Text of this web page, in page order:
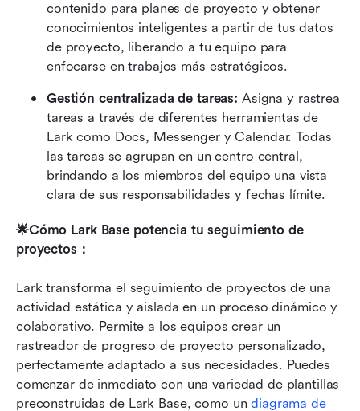
contenido para planes de proyecto y obtener
conocimientos inteligentes a partir de tus datos
de proyecto, liberando a tu equipo para
enfocarse en trabajos más estratégicos.
Gestión centralizada de tareas: Asigna y rastrea
tareas a través de diferentes herramientas de
Lark como Docs, Messenger y Calendar. Todas
las tareas se agrupan en un centro central,
brindando a los miembros del equipo una vista
clara de sus responsabilidades y fechas límite.
🌟Cómo Lark Base potencia tu seguimiento de
proyectos：
Lark transforma el seguimiento de proyectos de una
actividad estática y aislada en un proceso dinámico y
colaborativo. Permite a los equipos crear un
rastreador de progreso de proyecto personalizado,
perfectamente adaptado a sus necesidades. Puedes
comenzar de inmediato con una variedad de plantillas
preconstruidas de Lark Base, como un diagrama de